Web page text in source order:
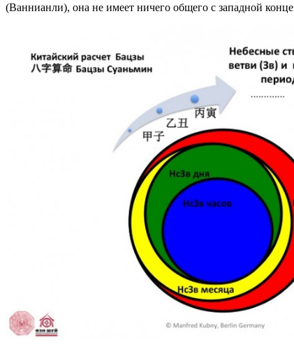
(Ваннианли), она не имеет ничего общего с западной